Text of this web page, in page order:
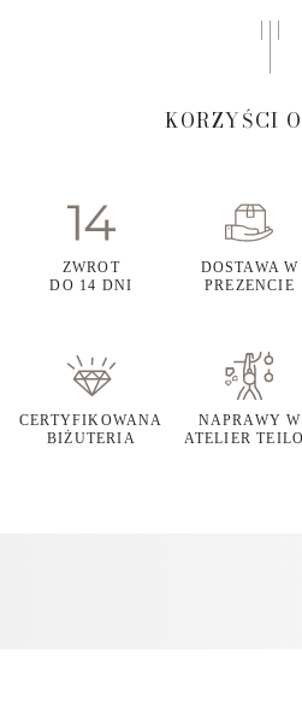
KORZYŚCI
ZWROT
DO 14 DNI
DOSTAWA W
PREZENCIE
CERTYFIKOWANA
BIŻUTERIA
NAPRAWY W
ATELIER